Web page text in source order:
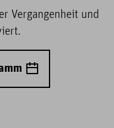
Vergangenheit und